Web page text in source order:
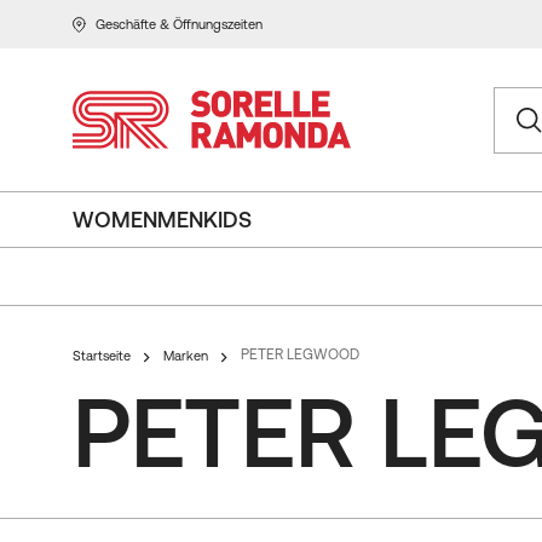
Geschäfte & Öffnungszeiten
WOMENMENKIDS
Startseite Marken PETER LEGWOOD
PETER